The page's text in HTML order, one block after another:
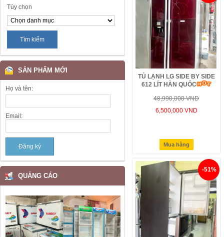
TỦ LẠNH LG SIDE BY SIDE
612 LÍT HÀN QUỐC
48,990,000 VND
6,500,000 VND
Mua hàng
-51%
Tùy chọn
SẢN PHẨM MỚI
Họ và tên:
Email:
QUẢNG CÁO